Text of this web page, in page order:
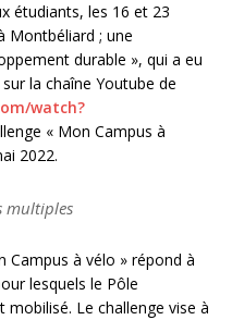
étudiants, les 16 et 23
Montbéliard ; une
durable », qui a eu
la chaîne Youtube de
watch?
« Mon Campus à
2022.
multiples
Campus à vélo » répond à
lesquels le Pôle
Le challenge vise à